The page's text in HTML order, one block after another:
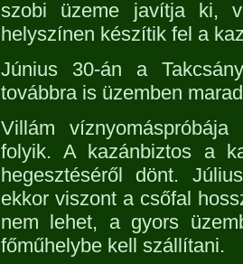
szobi üzeme javítja ki,
helyszínen készítik fel a
Június 30-án a
továbbra is üzemben
Villám
folyik. A kazánbiztos a
hegesztéséről dönt.
ekkor viszont a csőfal
nem lehet, a gyors
főműhelybe kell szállítani.